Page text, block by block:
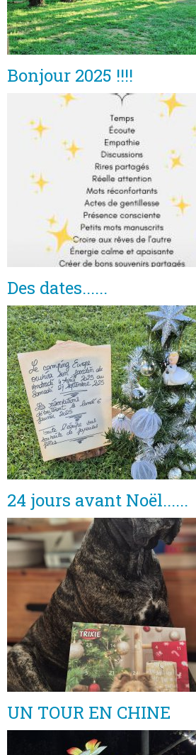
Bonjour 2025 !!!!
Des dates......
24 jours avant Noël......
UN TOUR EN CHINE